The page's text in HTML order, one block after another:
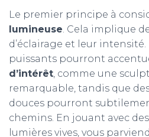
Le premier principe à
lumineuse . Cela implique
d’éclairage et leur
puissants pourront
d’intérêt , comme une
remarquable, tandis que
douces pourront
chemins. En jouant avec
lumières vives, vous